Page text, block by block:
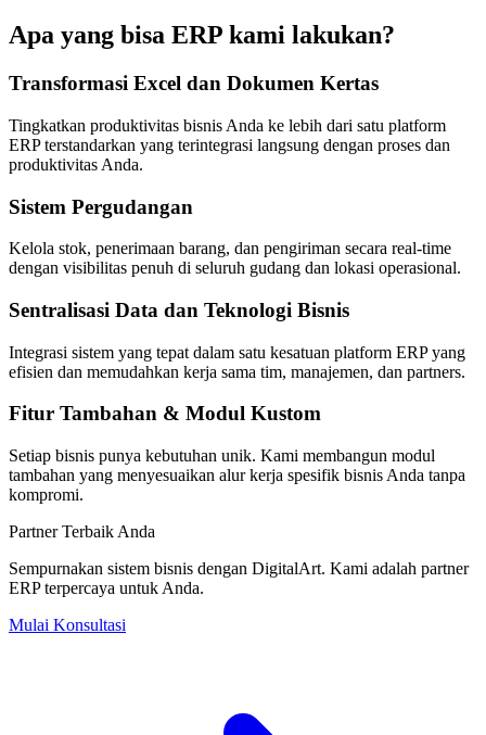
Apa yang bisa ERP kami lakukan?
Transformasi Excel dan Dokumen Kertas
Tingkatkan produktivitas bisnis Anda ke lebih dari satu platform
ERP terstandarkan yang terintegrasi langsung dengan proses dan
produktivitas Anda.
Sistem Pergudangan
Kelola stok, penerimaan barang, dan pengiriman secara real-time
dengan visibilitas penuh di seluruh gudang dan lokasi operasional.
Sentralisasi Data dan Teknologi Bisnis
Integrasi sistem yang tepat dalam satu kesatuan platform ERP yang
efisien dan memudahkan kerja sama tim, manajemen, dan partners.
Fitur Tambahan & Modul Kustom
Setiap bisnis punya kebutuhan unik. Kami membangun modul
tambahan yang menyesuaikan alur kerja spesifik bisnis Anda tanpa
kompromi.
Partner Terbaik Anda
Sempurnakan sistem bisnis dengan DigitalArt. Kami adalah partner
ERP terpercaya untuk Anda.
Mulai Konsultasi